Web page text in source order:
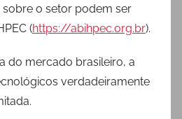
o setor podem ser
(https://abihpec.org.br).
do mercado brasileiro, a
verdadeiramente